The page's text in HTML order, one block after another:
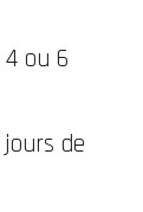
ou 6
de